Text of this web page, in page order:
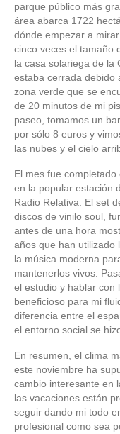
parque público más
área abarca 1722
dónde empezar a
cinco veces el tamaño
la casa solariega de la
estaba cerrada debido
zona verde que se
de 20 minutos de mi
paseo, tomamos un
por sólo 8 euros y
las nubes y el cielo
El mes fue
en la popular estación
Radio Relativa. El set
discos de vinilo soul,
antes de una hora
años que han utilizado
la música moderna
mantenerlos vivos.
el estudio y hablar con
beneficioso para mi
diferencia entre el
el entorno social se
En resumen, el clima
este noviembre ha
cambio interesante en
las vacaciones están
seguir dando mi todo
profesional como sea